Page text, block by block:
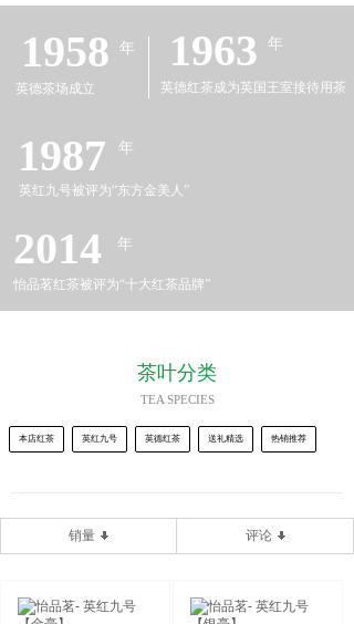
年
2014
怡品茗红茶被评为“十大红茶品牌”
英德茶场成立
年
1958 年
1963
英德红茶成为英国王室接待用茶
茶叶分类
年
英红九号被评为“东方金美人”
1987
TEA SPECIES
本店红茶 英红九号 英德红茶 送礼精选 热销推荐
销量 评论